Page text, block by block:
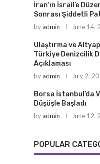
İran’ın İsrail’e
Sonrası Şiddetli
byadmin June 14,
Ulaştırma ve
Türkiye Denizcilik
Açıklaması
byadmin July 2,
Borsa İstanbul’da
Düşüşle Başladı
byadmin June 12,
POPULAR